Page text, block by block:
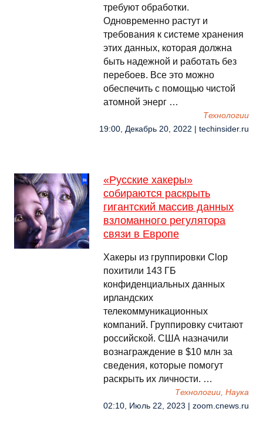
требуют обработки.
Одновременно растут и
требования к системе хранения
этих данных, которая должна
быть надежной и работать без
перебоев. Все это можно
обеспечить с помощью чистой
атомной энерг …
Технологии
19:00, Декабрь 20, 2022 | techinsider.ru
«Русские хакеры»
собираются раскрыть
гигантский массив данных
взломанного регулятора
связи в Европе
Хакеры из группировки Clop
похитили 143 ГБ
конфиденциальных данных
ирландских
телекоммуникационных
компаний. Группировку считают
российской. США назначили
вознаграждение в $10 млн за
сведения, которые помогут
раскрыть их личности. …
Технологии, Наука
02:10, Июль 22, 2023 | zoom.cnews.ru